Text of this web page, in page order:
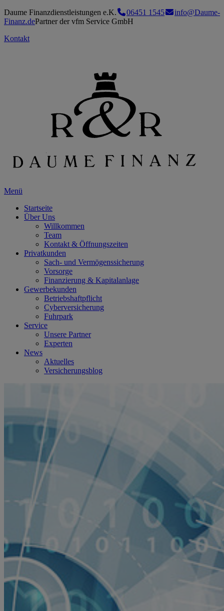
Daume Finanzdienstleistungen e.K. 06451 1545
info@Daume-
Finanz.dePartner der vfm Service GmbH
Kontakt
Menü
Startseite
Über Uns
Willkommen
Team
Kontakt & Öffnungszeiten
Privatkunden
Sach- und Vermögenssicherung
Vorsorge
Finanzierung & Kapitalanlage
Gewerbekunden
Betriebshaftpflicht
Cyberversicherung
Fuhrpark
Service
Unsere Partner
Experten
News
Aktuelles
Versicherungsblog